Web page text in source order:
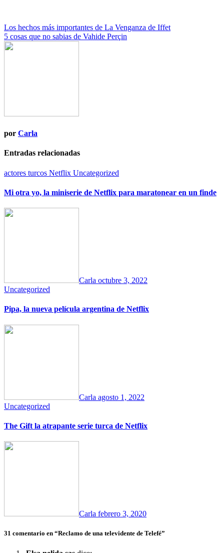
Navegación
de
Los hechos más importantes de La Venganza de Iffet
5 cosas que no sabias de Vahide Perçin
por Carla
Entradas relacionadas
actores turcos Netflix Uncategorized
Mi otra yo, la miniserie de Netflix para maratonear en un finde
Carla octubre 3, 2022
Uncategorized
Pipa, la nueva película argentina de Netflix
Carla agosto 1, 2022
Uncategorized
The Gift la atrapante serie turca de Netflix
Carla febrero 3, 2020
31 comentario en “Reclamo de una televidente de Telefé”